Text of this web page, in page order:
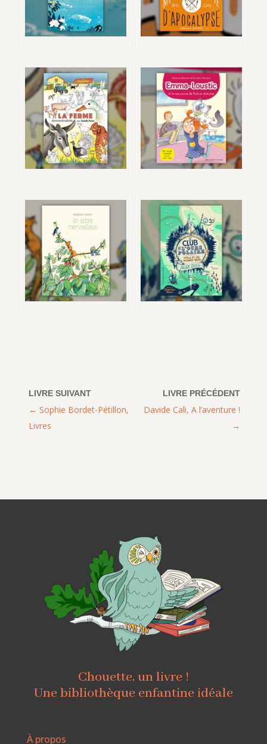
Davide Cali, A l’aventure !
Sophie Bordet-Pétillon,
Livres
Chouette, un livre !
Une bibliothèque enfantine idéale
À propos